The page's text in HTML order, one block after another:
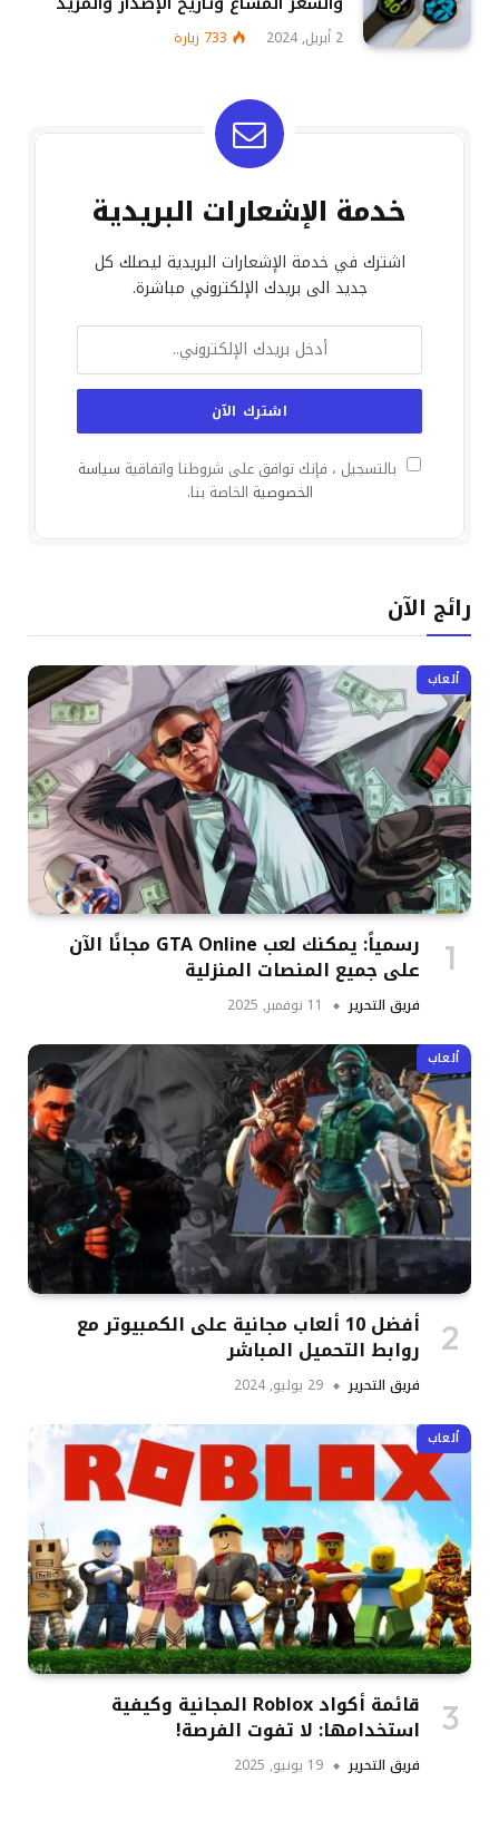
2 أبريل, 2024 733 زيارة
خدمة الإشعارات البريدية
اشترك في خدمة الإشعارات البريدية ليصلك كل
جديد الى بريدك الإلكتروني مباشرة.
بالتسجيل ، فإنك توافق على شروطنا واتفاقية سياسة
الخصوصية الخاصة بنا.
رائج الآن
ألعاب
رسمياً: يمكنك لعب GTA Online مجانًا الآن
على جميع المنصات المنزلية
فريق التحرير 11 نوفمبر, 2025
ألعاب
أفضل 10 ألعاب مجانية على الكمبيوتر مع
روابط التحميل المباشر
فريق التحرير 29 يوليو, 2024
ألعاب
قائمة أكواد Roblox المجانية وكيفية
استخدامها: لا تفوت الفرصة!
فريق التحرير 19 يونيو, 2025